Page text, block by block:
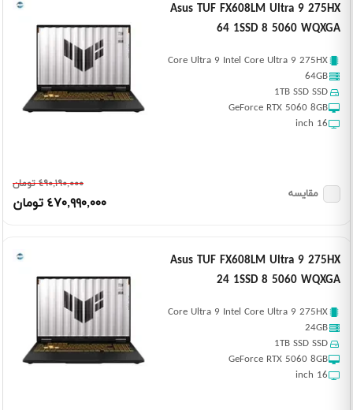
Asus TUF FX608LM Ultra 9 275HX
64 1SSD 8 5060 WQXGA
Core Ultra 9 Intel Core Ultra 9 275HX
64GB
1TB SSD SSD
GeForce RTX 5060 8GB
16 inch
٤٩٠,١٩٠,٠٠٠ تومان
٤٧٠,٩٩٠,٠٠٠ تومان
مقایسه
Asus TUF FX608LM Ultra 9 275HX
24 1SSD 8 5060 WQXGA
Core Ultra 9 Intel Core Ultra 9 275HX
24GB
1TB SSD SSD
GeForce RTX 5060 8GB
16 inch